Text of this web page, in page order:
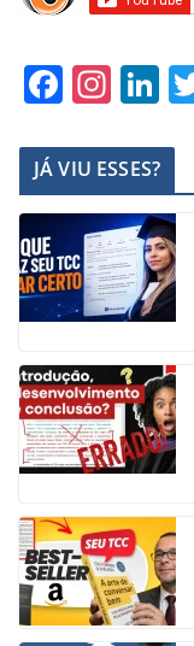
F
c
e
b
o
o
k
In
a
gr
a
m
Li
k
e
dI
n
JÁ VIU ESSES?